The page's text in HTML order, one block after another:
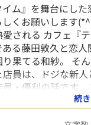
ム』を舞台にし
しくお願いします
される カフェ『
る藤田敦久と恋
り果てる和紗。 そ
員は、ドジな新
・優利の話です
は遊びだったけど
ンキーは、元ホ
続